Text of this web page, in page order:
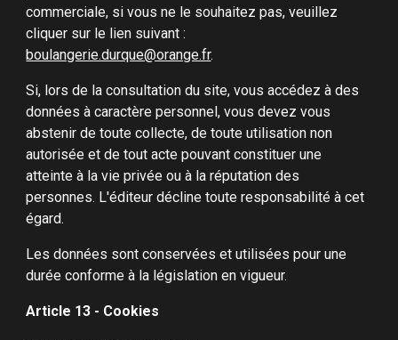
commerciale, si vous ne le souhaitez pas, veuillez
cliquer sur le lien suivant :
boulangerie.durque@orange.fr.
Si, lors de la consultation du site, vous accédez à des
données à caractère personnel, vous devez vous
abstenir de toute collecte, de toute utilisation non
autorisée et de tout acte pouvant constituer une
atteinte à la vie privée ou à la réputation des
personnes. L'éditeur décline toute responsabilité à cet
égard.
Les données sont conservées et utilisées pour une
durée conforme à la législation en vigueur.
Article 13 - Cookies